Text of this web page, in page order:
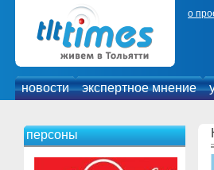
о
новости экспертное мнение
персоны